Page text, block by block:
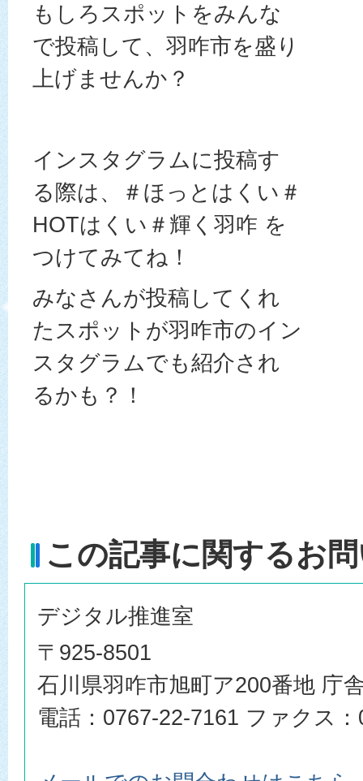
もしろスポットをみんな
で投稿して、羽咋市を盛り
上げませんか？
インスタグラムに投稿す
る際は、＃ほっとはくい＃
HOTはくい＃輝く羽咋 を
つけてみてね！
みなさんが投稿してくれ
たスポットが羽咋市のイン
スタグラムでも紹介され
るかも？！
この記事に関するお
デジタル推進室
〒925-8501
石川県羽咋市旭町ア200番地 庁
電話：0767-22-7161 ファクス